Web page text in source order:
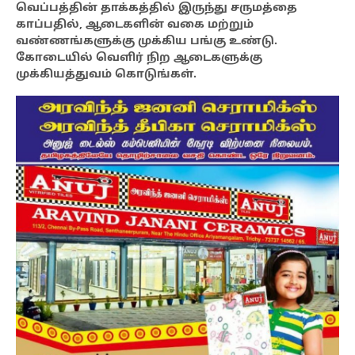
வெப்பத்தின் தாக்கத்தில் இருந்து சருமத்தை
காப்பதில், ஆடைகளின் வகை மற்றும்
வண்ணங்களுக்கு முக்கிய பங்கு உண்டு.
கோடையில் வெளிர் நிற ஆடைகளுக்கு
முக்கியத்துவம் கொடுங்கள்.